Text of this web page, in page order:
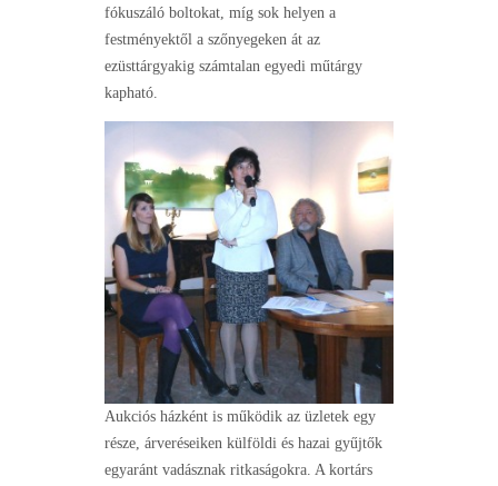
fókuszáló boltokat, míg sok helyen a
festményektől a szőnyegeken át az
ezüsttárgyakig számtalan egyedi műtárgy
kapható.
Aukciós házként is működik az üzletek egy
része, árveréseiken külföldi és hazai gyűjtők
egyaránt vadásznak ritkaságokra. A kortárs